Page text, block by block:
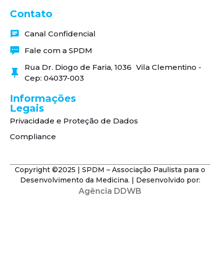
Contato
Canal Confidencial
Fale com a SPDM
Rua Dr. Diogo de Faria, 1036 Vila Clementino -
Cep: 04037-003
Informações
Legais
Privacidade e Proteção de Dados
Compliance
Copyright ©2025 | SPDM – Associação Paulista para o
Desenvolvimento da Medicina. | Desenvolvido por:
Agência DDWB